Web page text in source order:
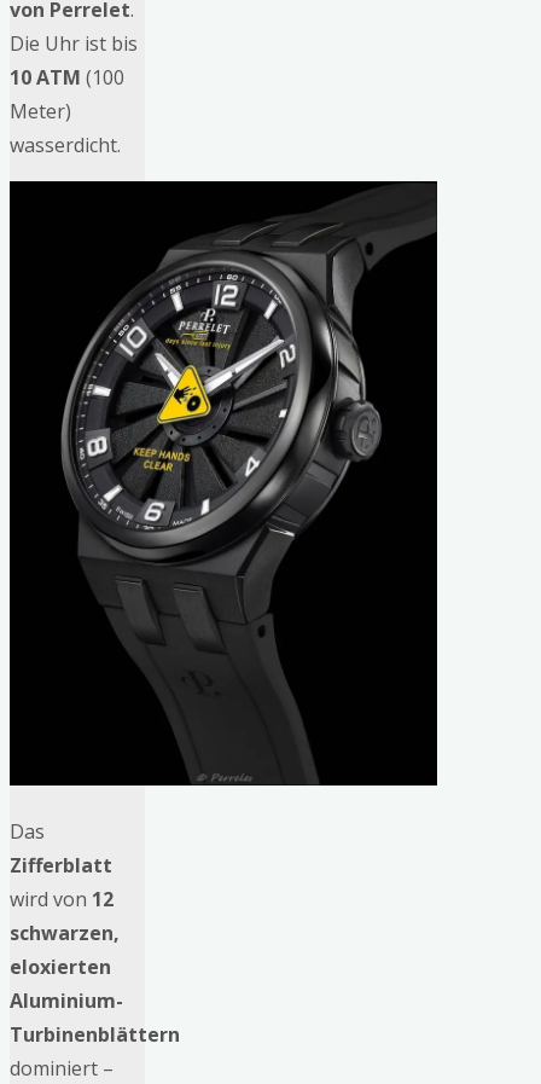
von Perrelet.
Die Uhr ist bis
10 ATM (100
Meter)
wasserdicht.
Das
Zifferblatt
wird von 12
schwarzen,
eloxierten
Aluminium-
Turbinenblättern
dominiert –